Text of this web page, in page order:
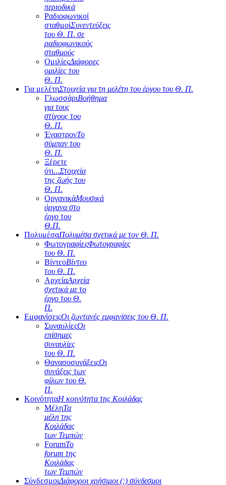
περιοδικά
Ραδιοφωνικοί
σταθμοίΣυνεντεύξεις
του Θ. Π. σε
ραδιοφωνικούς
σταθμούς
ΟμιλίεςΔιάφορες
ομιλίες του
Θ. Π.
Για μελέτηΣτοιχεία για τη μελέτη του έργου του Θ. Π.
ΓλωσσάριΒοήθημα
για τους
στίχους του
Θ. Π.
ΈναστρονΤο
σύμπαν του
Θ. Π.
Ξέρετε
ότι...Στοιχεία
της ζωής του
Θ. Π.
ΟργανικάΜουσικά
όργανα στο
έργο του
Θ.Π.
ΠολυμέσαΠολυμέσα σχετικά με τον Θ. Π.
ΦωτογραφίεςΦωτογραφίες
του Θ. Π.
ΒίντεοΒίντεο
του Θ. Π.
ΑρχείαΑρχεία
σχετικά με το
έργο του Θ.
Π.
ΕμφανίσειςΟι ζωντανές εμφανίσεις του Θ. Π.
ΣυναυλίεςΟι
επίσημες
συναυλίες
του Θ. Π.
ΘανασοσυνάξειςΟι
συνάξεις των
φίλων του Θ.
Π.
ΚοινότηταΗ κοινότητα της Κοιλάδας
ΜέληΤα
μέλη της
Κοιλάδας
των Τεμπών
ForumΤο
forum της
Κοιλάδας
των Τεμπών
ΣύνδεσμοιΔιάφοροι χρήσιμοι (;) σύνδεσμοι